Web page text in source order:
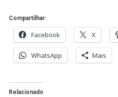
Compartilhar:
Facebook X
WhatsApp Mais
Relacionado